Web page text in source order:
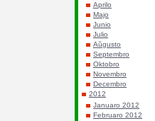
Aprilo
Majo
Junio
Julio
Aŭgusto
Septembro
Oktobro
Novembro
Decembro
2012
Januaro 2012
Februaro 2012